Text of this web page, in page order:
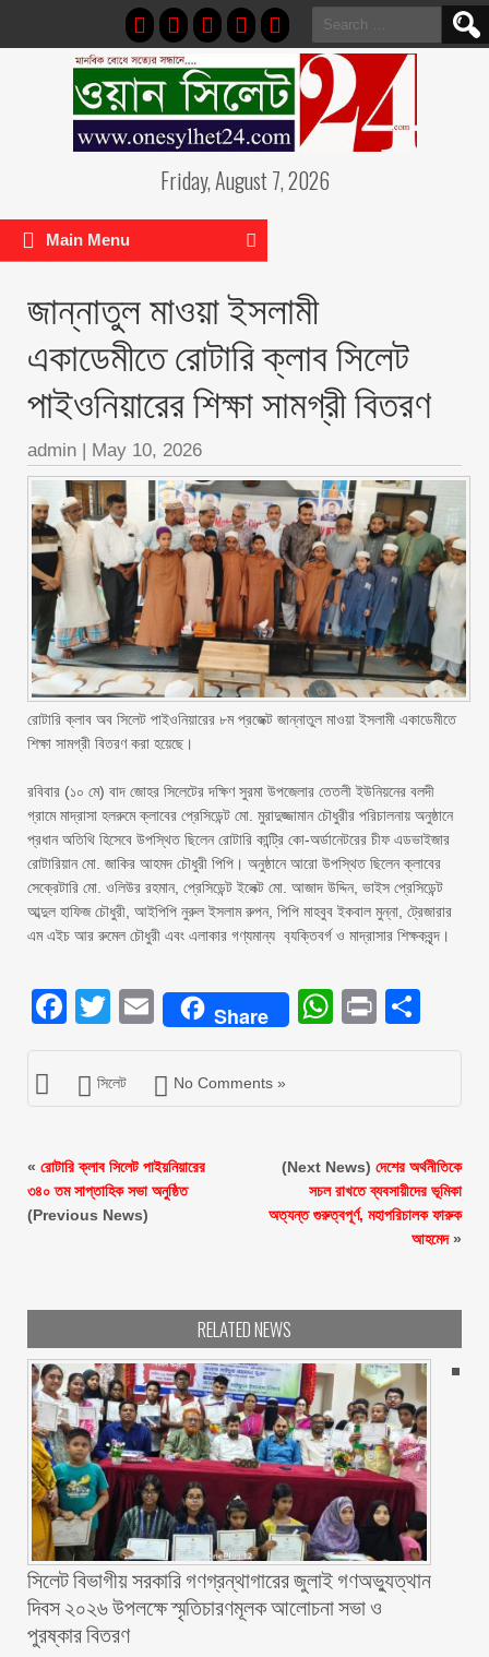
Search
for:
Friday, August 7, 2026
Main Menu
জান্নাতুল মাওয়া ইসলামী
একাডেমীতে রোটারি ক্লাব সিলেট
পাইওনিয়ারের শিক্ষা সামগ্রী বিতরণ
admin | May 10, 2026
‎রোটারি ক্লাব অব সিলেট পাইওনিয়ারের ৮ম প্রজেক্ট জান্নাতুল মাওয়া ইসলামী একাডেমীতে
শিক্ষা সামগ্রী বিতরণ করা হয়েছে।
‎রবিবার (১০ মে) বাদ জোহর সিলেটের দক্ষিণ সুরমা উপজেলার তেতলী ইউনিয়নের বলদী
গ্রামে মাদ্রাসা হলরুমে ক্লাবের প্রেসিডেন্ট মো. মুরাদুজ্জামান চৌধুরীর পরিচালনায় অনুষ্ঠানে
প্রধান অতিথি হিসেবে উপস্থিত ছিলেন রোটারি কান্ট্রি কো-অর্ডানেটরের চীফ এডভাইজার
রোটারিয়ান মো. জাকির আহমদ চৌধুরী পিপি। অনুষ্ঠানে আরো উপস্থিত ছিলেন ক্লাবের
সেক্রেটারি মো. ওলিউর রহমান, প্রেসিডেন্ট ইলেক্ট মো. আজাদ উদ্দিন, ভাইস প্রেসিডেন্ট
আব্দুল হাফিজ চৌধুরী, আইপিপি নুরুল ইসলাম রুপন, পিপি মাহবুব ইকবাল মুন্না, ট্রেজারার
এম এইচ আর রুমেল চৌধুরী এবং এলাকার গণ্যমান্য ব‍্যক্তিবর্গ ও মাদ্রাসার শিক্ষকবৃন্দ।
Facebook
Twitter
EmailShare Print
সিলেট No Comments »
« রোটারি ক্লাব সিলেট পাইয়নিয়ারের
৩৪০ তম সাপ্তাহিক সভা অনুষ্ঠিত ‎
(Previous News)
(Next News) দেশের অর্থনীতিকে
সচল রাখতে ব্যবসায়ীদের ভূমিকা
অত্যন্ত গুরুত্বপূর্ণ, মহাপরিচালক ফারুক
আহমেদ»
RELATED NEWS
সিলেট বিভাগীয় সরকারি গণগ্রন্থাগারের জুলাই গণঅভ্যুত্থান
দিবস ২০২৬ উপলক্ষে স্মৃতিচারণমূলক আলোচনা সভা ও
পুরষ্কার বিতরণ ‎ ‎